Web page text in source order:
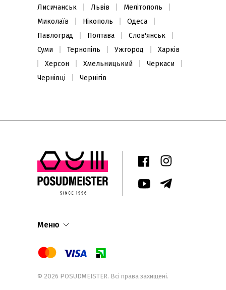
Лисичанськ
Львів
Мелітополь
Миколаїв
Нікополь
Одеса
Павлоград
Полтава
Слов'янськ
Суми
Тернопіль Ужгород
Харків
Херсон
Хмельницький
Черкаси
Чернівці
Чернігів
Меню
© 2026 POSUDMEISTER. Всі права захищені.